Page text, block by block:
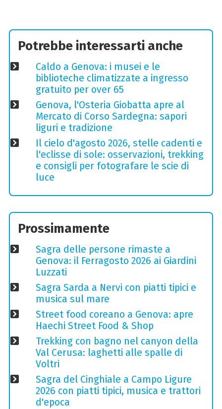
Potrebbe interessarti anche
Caldo a Genova: i musei e le
biblioteche climatizzate a ingresso
gratuito per over 65
Genova, l'Osteria Giobatta apre al
Mercato di Corso Sardegna: sapori
liguri e tradizione
Il cielo d'agosto 2026, stelle cadenti e
l'eclisse di sole: osservazioni, trekking
e consigli per fotografare le scie di
luce
Prossimamente
Sagra delle persone rimaste a
Genova: il Ferragosto 2026 ai Giardini
Luzzati
Sagra Sarda a Nervi con piatti tipici e
musica sul mare
Street food coreano a Genova: apre
Haechi Street Food & Shop
Trekking con bagno nel canyon della
Val Cerusa: laghetti alle spalle di
Voltri
Sagra del Cinghiale a Campo Ligure
2026 con piatti tipici, musica e trattori
d'epoca